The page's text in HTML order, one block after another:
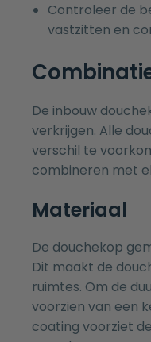
Controleer de
vastzitten en
De inbouw
verkrijgen. Alle
verschil te
combineren met
Materiaal
De douchekop
Dit maakt de
ruimtes. Om de
voorzien van een
coating voorziet